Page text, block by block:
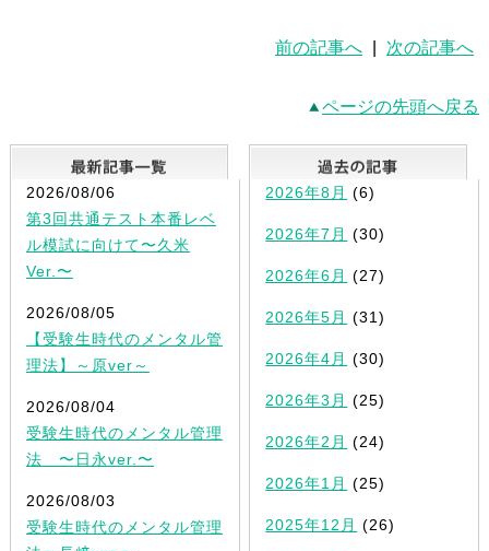
前の記事へ 次の記事へ
ページの先頭へ戻る
最新記事一覧
2026/08/06
第3回共通テスト本番レベ
ル模試に向けて〜久米
Ver.〜
2026/08/05
【受験生時代のメンタル管
理法】～原ver～
2026/08/04
受験生時代のメンタル管理
法 〜日永ver.〜
2026/08/03
受験生時代のメンタル管理
2026年8月 (6)
2026年7月 (30)
2026年6月 (27)
2026年5月 (31)
2026年4月 (30)
2026年3月 (25)
2026年2月 (24)
2026年1月 (25)
2025年12月 (26)